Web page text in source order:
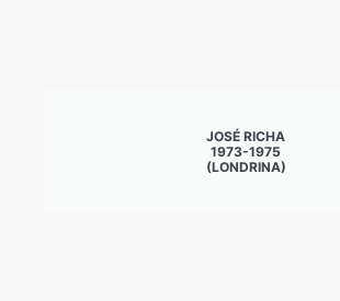
JOSÉ RICHA
1973-1975
(LONDRINA)